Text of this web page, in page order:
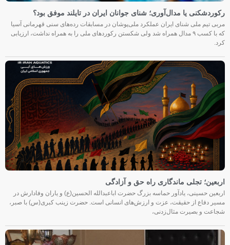
رکوردشکنی یا مدال‌آوری؛ شنای جوانان ایران در تایلند موفق بود؟
مربی تیم ملی شنای ایران عملکرد ملی‌پوشان در مسابقات رده‌های سنی قهرمانی آسیا
که با کسب ۹ مدال همراه شد ولی شکستن رکوردهای ملی را به همراه نداشت، ارزیابی
کرد.
اربعین؛ تجلی ماندگاری راه حق و آزادگی
اربعین حسینی، یادآور حماسه بزرگ حضرت اباعبدالله الحسین(ع) و یاران وفادارش در
مسیر دفاع از حقیقت، عزت و ارزش‌های انسانی است. حضرت زینب کبری(س) با صبر،
شجاعت و بصیرت مثال‌زدنی،